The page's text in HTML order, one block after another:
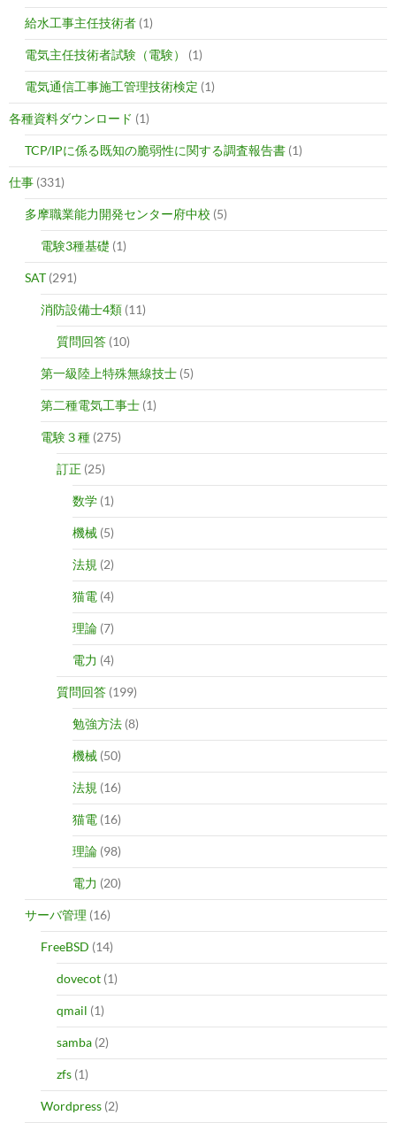
給水工事主任技術者 (1)
電気主任技術者試験（電験） (1)
電気通信工事施工管理技術検定 (1)
各種資料ダウンロード (1)
TCP/IPに係る既知の脆弱性に関する調査報告書 (1)
仕事 (331)
多摩職業能力開発センター府中校 (5)
電験3種基礎 (1)
SAT (291)
消防設備士4類 (11)
質問回答 (10)
第一級陸上特殊無線技士 (5)
第二種電気工事士 (1)
電験３種 (275)
訂正 (25)
数学 (1)
機械 (5)
法規 (2)
猫電 (4)
理論 (7)
電力 (4)
質問回答 (199)
勉強方法 (8)
機械 (50)
法規 (16)
猫電 (16)
理論 (98)
電力 (20)
サーバ管理 (16)
FreeBSD (14)
dovecot (1)
qmail (1)
samba (2)
zfs (1)
Wordpress (2)